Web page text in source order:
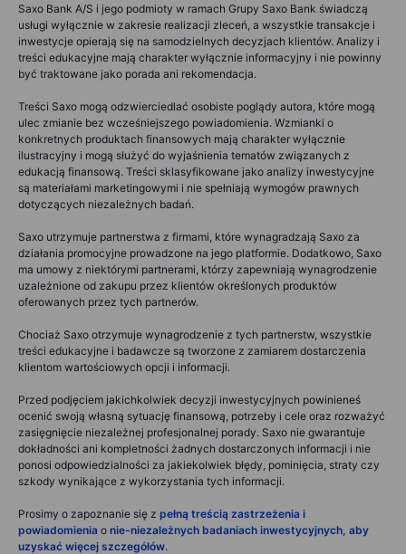
Saxo Bank A/S i jego podmioty w ramach Grupy Saxo Bank świadczą
usługi wyłącznie w zakresie realizacji zleceń, a wszystkie transakcje i
inwestycje opierają się na samodzielnych decyzjach klientów. Analizy i
treści edukacyjne mają charakter wyłącznie informacyjny i nie powinny
być traktowane jako porada ani rekomendacja.
Treści Saxo mogą odzwierciedlać osobiste poglądy autora, które mogą
ulec zmianie bez wcześniejszego powiadomienia. Wzmianki o
konkretnych produktach finansowych mają charakter wyłącznie
ilustracyjny i mogą służyć do wyjaśnienia tematów związanych z
edukacją finansową. Treści sklasyfikowane jako analizy inwestycyjne
są materiałami marketingowymi i nie spełniają wymogów prawnych
dotyczących niezależnych badań.
Saxo utrzymuje partnerstwa z firmami, które wynagradzają Saxo za
działania promocyjne prowadzone na jego platformie. Dodatkowo, Saxo
ma umowy z niektórymi partnerami, którzy zapewniają wynagrodzenie
uzależnione od zakupu przez klientów określonych produktów
oferowanych przez tych partnerów.
Chociaż Saxo otrzymuje wynagrodzenie z tych partnerstw, wszystkie
treści edukacyjne i badawcze są tworzone z zamiarem dostarczenia
klientom wartościowych opcji i informacji.
Przed podjęciem jakichkolwiek decyzji inwestycyjnych powinieneś
ocenić swoją własną sytuację finansową, potrzeby i cele oraz rozważyć
zasięgnięcie niezależnej profesjonalnej porady. Saxo nie gwarantuje
dokładności ani kompletności żadnych dostarczonych informacji i nie
ponosi odpowiedzialności za jakiekolwiek błędy, pominięcia, straty czy
szkody wynikające z wykorzystania tych informacji.
Prosimy o zapoznanie się z pełną treścią zastrzeżenia i
powiadomienia o nie-niezależnych badaniach inwestycyjnych, aby
uzyskać więcej szczegółów.